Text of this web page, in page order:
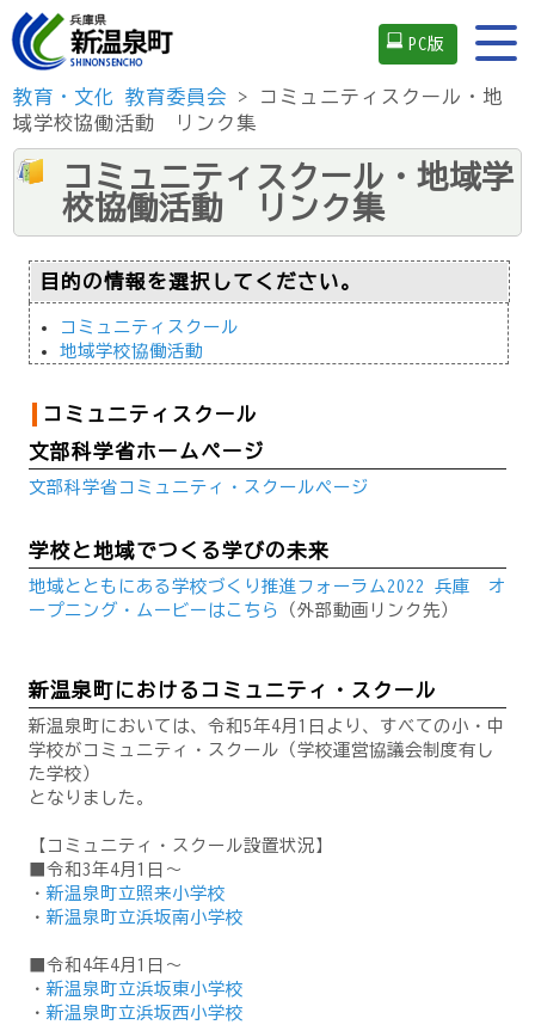
PC版
教育・文化 教育委員会 > コミュニティスクール・地
域学校協働活動 リンク集
コミュニティスクール・地域学
校協働活動 リンク集
目的の情報を選択してください。
コミュニティスクール
地域学校協働活動
コミュニティスクール
文部科学省ホームページ
文部科学省コミュニティ・スクールページ
学校と地域でつくる学びの未来
地域とともにある学校づくり推進フォーラム2022 兵庫 オ
ープニング・ムービーはこちら
（外部動画リンク先）
新温泉町におけるコミュニティ・スクール
新温泉町においては、令和5年4月1日より、すべての小・中
学校がコミュニティ・スクール（学校運営協議会制度有し
た学校）
となりました。
【コミュニティ・スクール設置状況】
■令和3年4月1日～
・ 新温泉町立照来小学校
・ 新温泉町立浜坂南小学校
■令和4年4月1日～
・ 新温泉町立浜坂東小学校
・ 新温泉町立浜坂西小学校